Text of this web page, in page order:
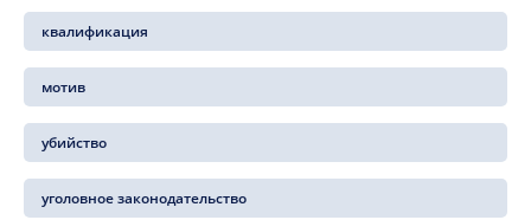
квалификация
мотив
убийство
уголовное законодательство